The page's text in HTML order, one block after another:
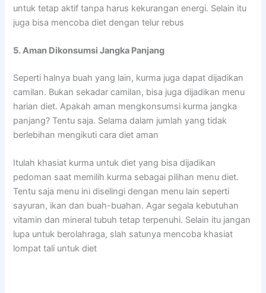
untuk tetap aktif tanpa harus kekurangan energi. Selain itu
juga bisa mencoba diet dengan telur rebus
5. Aman Dikonsumsi Jangka Panjang
Seperti halnya buah yang lain, kurma juga dapat dijadikan
camilan. Bukan sekadar camilan, bisa juga dijadikan menu
harian diet. Apakah aman mengkonsumsi kurma jangka
panjang? Tentu saja. Selama dalam jumlah yang tidak
berlebihan mengikuti cara diet aman
Itulah khasiat kurma untuk diet yang bisa dijadikan
pedoman saat memilih kurma sebagai pilihan menu diet.
Tentu saja menu ini diselingi dengan menu lain seperti
sayuran, ikan dan buah-buahan. Agar segala kebutuhan
vitamin dan mineral tubuh tetap terpenuhi. Selain itu jangan
lupa untuk berolahraga, slah satunya mencoba khasiat
lompat tali untuk diet